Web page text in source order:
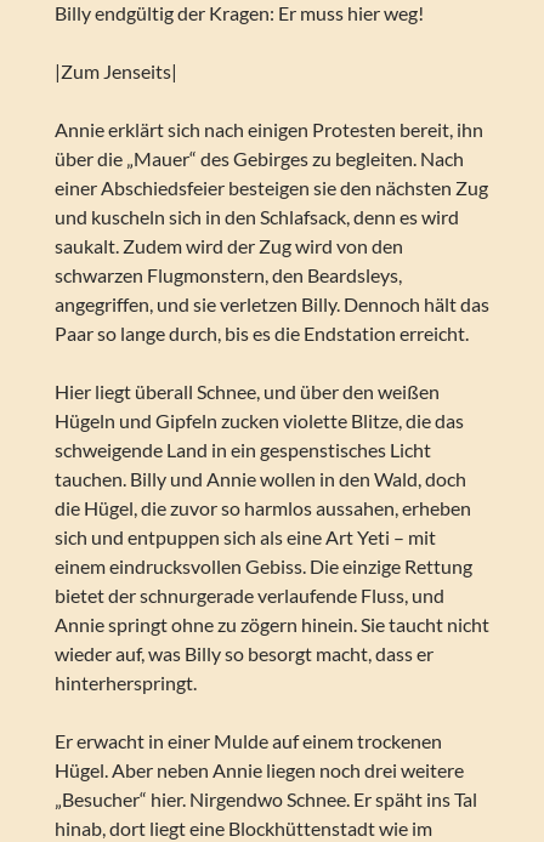
Billy endgültig der Kragen: Er muss hier weg!
|Zum Jenseits|
Annie erklärt sich nach einigen Protesten bereit, ihn
über die „Mauer“ des Gebirges zu begleiten. Nach
einer Abschiedsfeier besteigen sie den nächsten Zug
und kuscheln sich in den Schlafsack, denn es wird
saukalt. Zudem wird der Zug wird von den
schwarzen Flugmonstern, den Beardsleys,
angegriffen, und sie verletzen Billy. Dennoch hält das
Paar so lange durch, bis es die Endstation erreicht.
Hier liegt überall Schnee, und über den weißen
Hügeln und Gipfeln zucken violette Blitze, die das
schweigende Land in ein gespenstisches Licht
tauchen. Billy und Annie wollen in den Wald, doch
die Hügel, die zuvor so harmlos aussahen, erheben
sich und entpuppen sich als eine Art Yeti – mit
einem eindrucksvollen Gebiss. Die einzige Rettung
bietet der schnurgerade verlaufende Fluss, und
Annie springt ohne zu zögern hinein. Sie taucht nicht
wieder auf, was Billy so besorgt macht, dass er
hinterherspringt.
Er erwacht in einer Mulde auf einem trockenen
Hügel. Aber neben Annie liegen noch drei weitere
„Besucher“ hier. Nirgendwo Schnee. Er späht ins Tal
hinab, dort liegt eine Blockhüttenstadt wie im